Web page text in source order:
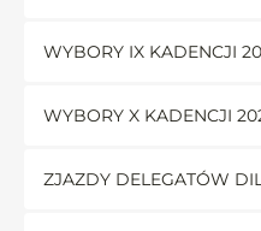
WYBORY IX KADENCJI
WYBORY X KADENCJI
ZJAZDY DELEGATÓW